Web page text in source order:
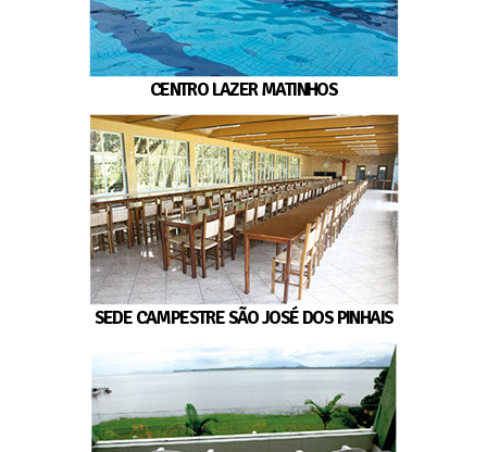
CENTRO LAZER MATINHOS
SEDE CAMPESTRE SÃO JOSÉ DOS PINHAIS